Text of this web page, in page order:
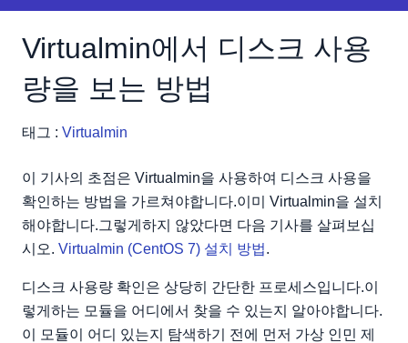
Virtualmin에서 디스크 사용
량을 보는 방법
태그 : Virtualmin
이 기사의 초점은 Virtualmin을 사용하여 디스크 사용을
확인하는 방법을 가르쳐야합니다.이미 Virtualmin을 설치
해야합니다.그렇게하지 않았다면 다음 기사를 살펴보십
시오. Virtualmin (CentOS 7) 설치 방법.
디스크 사용량 확인은 상당히 간단한 프로세스입니다.이
렇게하는 모듈을 어디에서 찾을 수 있는지 알아야합니다.
이 모듈이 어디 있는지 탐색하기 전에 먼저 가상 인민 제